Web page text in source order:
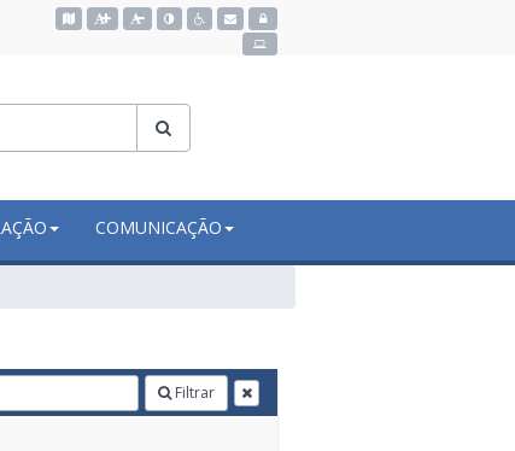
Acessar o mapa do site
COMUNICAÇÃO
Filtrar